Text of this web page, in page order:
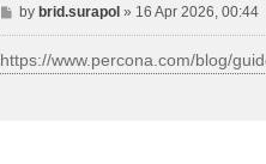
P
o
s
t
by brid.surapol» 16 Apr 2026, 00:44
https://www.percona.com/blog/